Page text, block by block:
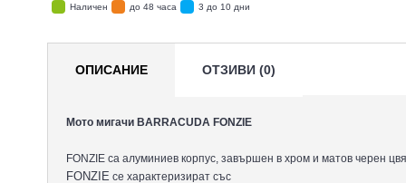
Наличен до 48 часа 3 до 10 дни
ОПИСАНИЕ ОТЗИВИ (0)
Мото мигачи BARRACUDA FONZIE
FONZIE са алуминиев корпус, завършен в хром и матов черен
FONZIE се характеризират със